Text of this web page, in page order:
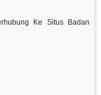
Ke Situs Badan